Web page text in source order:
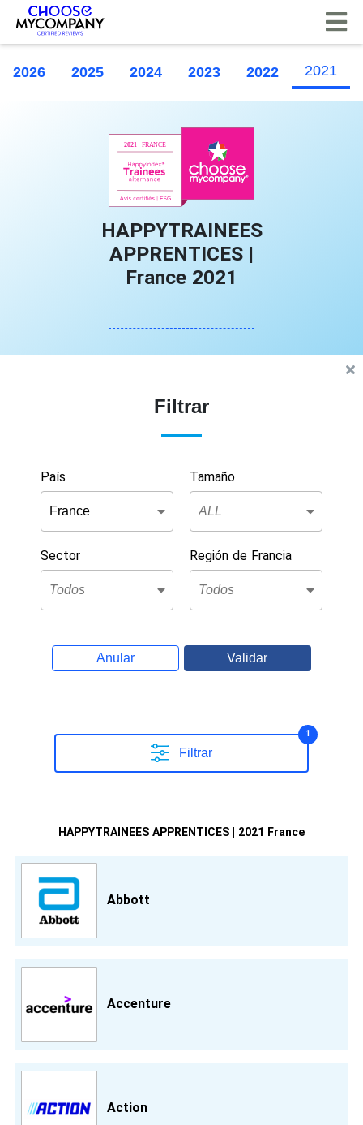
2026 2025 2024 2023 2022 2021
HAPPYTRAINEES
APPRENTICES |
France 2021
Filtrar
País Tamaño
Sector Región de Francia
Anular Validar
Filtrar
1
HAPPYTRAINEES APPRENTICES | 2021 France
Abbott
Accenture
Action
Panel de gestión de cookies